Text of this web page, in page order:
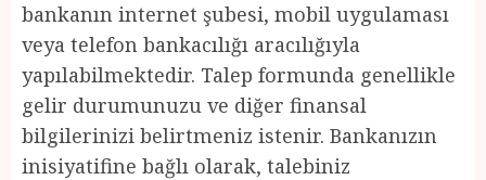
bankanın internet şubesi, mobil uygulaması
veya telefon bankacılığı aracılığıyla
yapılabilmektedir. Talep formunda genellikle
gelir durumunuzu ve diğer finansal
bilgilerinizi belirtmeniz istenir. Bankanızın
inisiyatifine bağlı olarak, talebiniz